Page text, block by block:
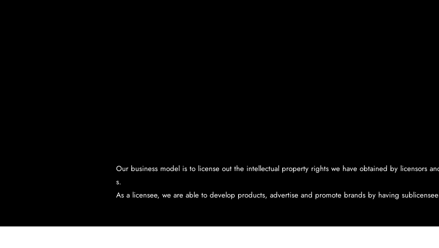
Our business model is to license out the intellectual property rights we have obtained by licensors
s.
As a licensee, we are able to develop products, advertise and promote brands by having